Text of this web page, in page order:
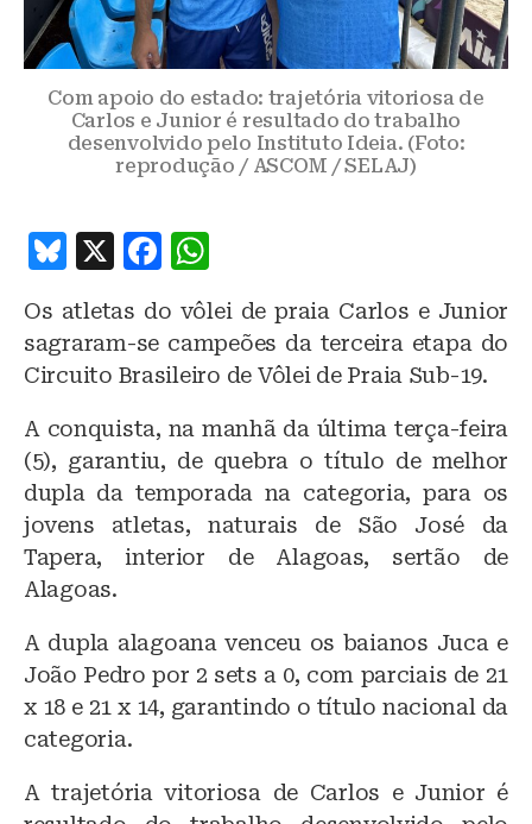
Com apoio do estado: trajetória vitoriosa de
Carlos e Junior é resultado do trabalho
desenvolvido pelo Instituto Ideia. (Foto:
reprodução / ASCOM / SELAJ)
B
e
s
y
X
F
c
e
o
o
k
at
s
p
p
Os atletas do vôlei de praia Carlos e Junior
sagraram-se campeões da terceira etapa do
Circuito Brasileiro de Vôlei de Praia Sub-19.
A conquista, na manhã da última terça-feira
(5), garantiu, de quebra o título de melhor
dupla da temporada na categoria, para os
jovens atletas, naturais de São José da
Tapera, interior de Alagoas, sertão de
Alagoas.
A dupla alagoana venceu os baianos Juca e
João Pedro por 2 sets a 0, com parciais de 21
x 18 e 21 x 14, garantindo o título nacional da
categoria.
A trajetória vitoriosa de Carlos e Junior é